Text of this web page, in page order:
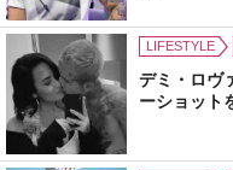
LIFESTYLE
デミ・ロヴ
ーショット